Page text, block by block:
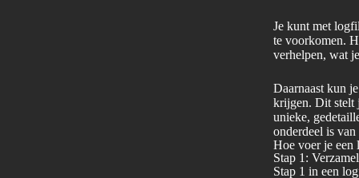
Je kunt met
te voorkomen.
verhelpen, wat
Daarnaast kun
krijgen. Dit stelt
unieke,
onderdeel is
Hoe voer je een
Stap 1:
Stap 1 in een